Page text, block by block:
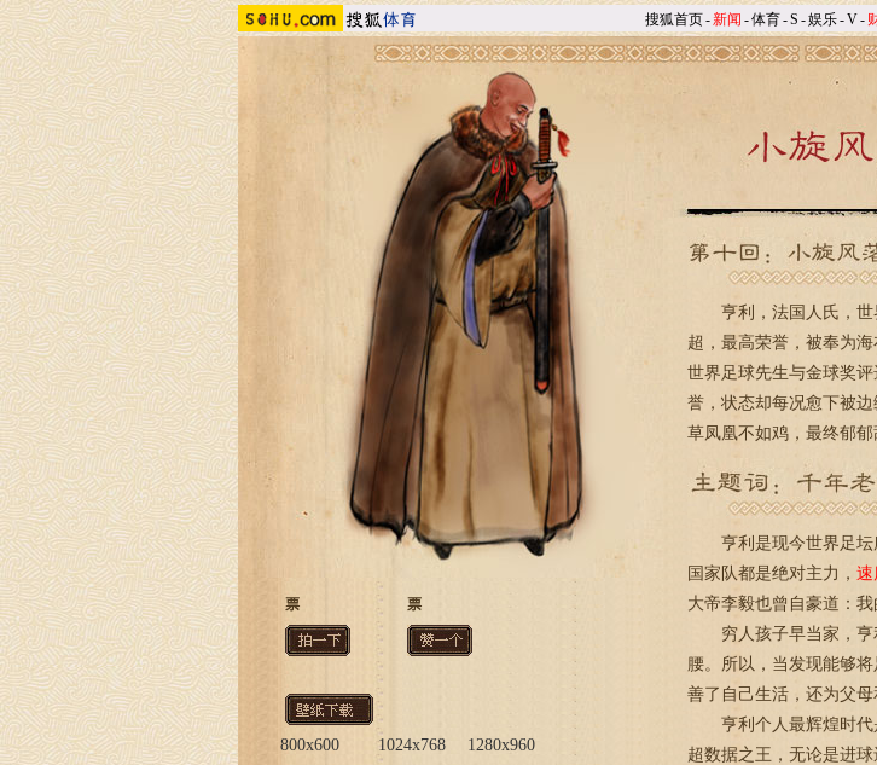
搜狐首页-新闻 -体育-S -娱乐-V-
票 票
800x600 1024x768
1280x960
亨利，法国人氏，世
超，最高荣誉，被奉为
世界足球先生与金球奖
誉，状态却每况愈下被
草凤凰不如鸡，最终郁郁
亨利是现今世界足坛
国家队都是绝对主力， 速
大帝李毅也曾自豪道：我
穷人孩子早当家，亨
腰。所以，当发现能够
善了自己生活，还为父母
亨利个人最辉煌时代
超数据之王，无论是进